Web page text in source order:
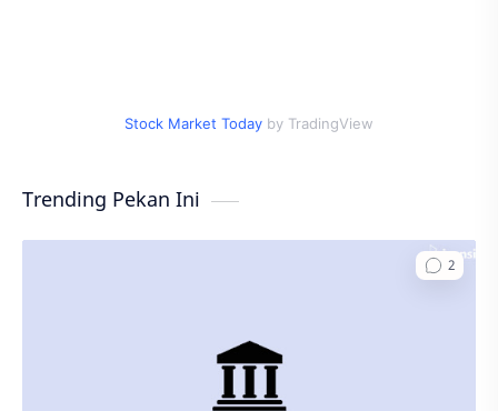
Stock Market Today by TradingView
Trending Pekan Ini